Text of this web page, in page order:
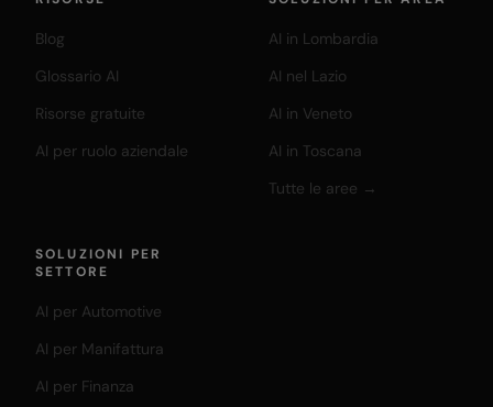
Blog
Glossario AI
Risorse gratuite
AI per ruolo aziendale
AI in Lombardia
AI nel Lazio
AI in Veneto
AI in Toscana
Tutte le aree →
SOLUZIONI PER
SETTORE
AI per Automotive
AI per Manifattura
AI per Finanza